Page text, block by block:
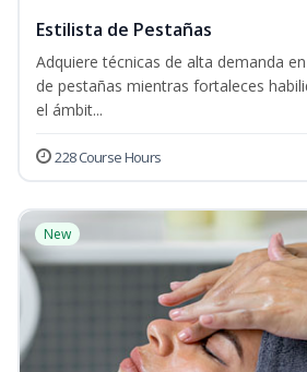
Estilista de Pestañas
Adquiere técnicas de alta demanda
de pestañas mientras fortaleces
el ámbit...
228 Course Hours
New